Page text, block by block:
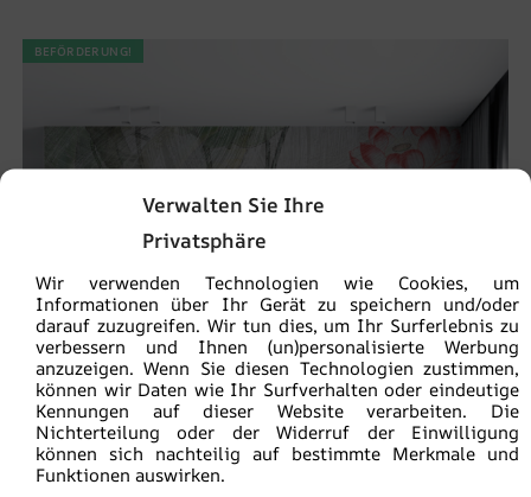
Verwalten Sie Ihre
Privatsphäre
Wir verwenden Technologien wie Cookies, um
Informationen über Ihr Gerät zu speichern und/oder
darauf zuzugreifen. Wir tun dies, um Ihr Surferlebnis zu
verbessern und Ihnen (un)personalisierte Werbung
anzuzeigen. Wenn Sie diesen Technologien zustimmen,
können wir Daten wie Ihr Surfverhalten oder eindeutige
Kennungen auf dieser Website verarbeiten. Die
Nichterteilung oder der Widerruf der Einwilligung
können sich nachteilig auf bestimmte Merkmale und
Funktionen auswirken.
BEFÖRDERUNG!